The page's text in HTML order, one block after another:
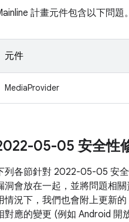
計畫元件包含以下問題。
元件
MediaProvider
05-05 安全性
列各節針對 2022-05-05 安
洞會放在一起，並將問題相關
情況下，我們也會附上更新
對應的變更 (例如 Android 開